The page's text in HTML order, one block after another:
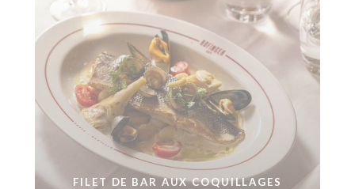
FILET DE BAR AUX COQUILLAGES